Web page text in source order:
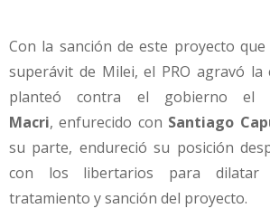
Con la sanción de este proyecto
superávit de Milei, el PRO agravó la
planteó contra el gobierno el
Macri, enfurecido con Santiago
su parte, endureció su posición
con los libertarios para dilatar
tratamiento y sanción del proyecto.